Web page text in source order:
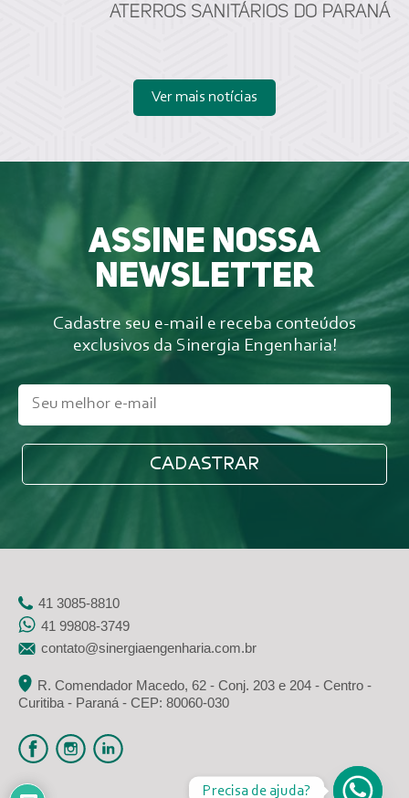
aterros sanitários do Paraná
Ver mais notícias
Assine nossa
newsletter
Cadastre seu e-mail e receba conteúdos
exclusivos da Sinergia Engenharia!
41 3085-8810
41 99808-3749
contato@sinergiaengenharia.com.br
R. Comendador Macedo, 62 - Conj. 203 e 204 - Centro -
Curitiba - Paraná - CEP: 80060-030
Precisa de ajuda?